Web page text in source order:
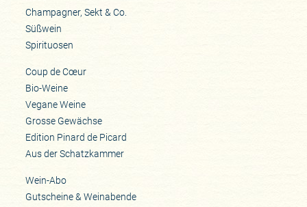
Champagner, Sekt & Co.
Süßwein
Spirituosen
Coup de Cœur
Bio-Weine
Vegane Weine
Grosse Gewächse
Edition Pinard de Picard
Aus der Schatzkammer
Wein-Abo
Gutscheine & Weinabende